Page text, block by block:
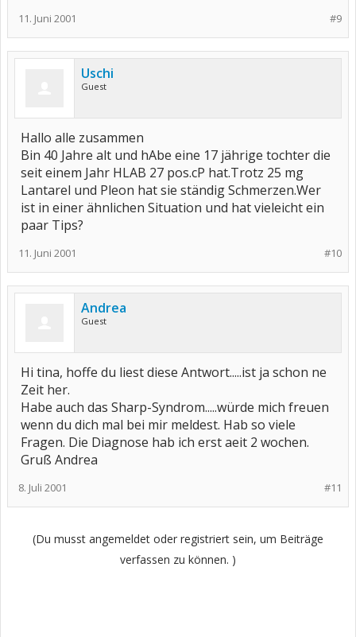
#9
11. Juni 2001
Uschi
Guest
Hallo alle zusammen
Bin 40 Jahre alt und hAbe eine 17 jährige tochter die
seit einem Jahr HLAB 27 pos.cP hat.Trotz 25 mg
Lantarel und Pleon hat sie ständig Schmerzen.Wer
ist in einer ähnlichen Situation und hat vieleicht ein
paar Tips?
#10
11. Juni 2001
Andrea
Guest
Hi tina, hoffe du liest diese Antwort.....ist ja schon ne
Zeit her.
Habe auch das Sharp-Syndrom.....würde mich freuen
wenn du dich mal bei mir meldest. Hab so viele
Fragen. Die Diagnose hab ich erst aeit 2 wochen.
Gruß Andrea
#11
8. Juli 2001
(Du musst angemeldet oder registriert sein, um Beiträge
verfassen zu können. )